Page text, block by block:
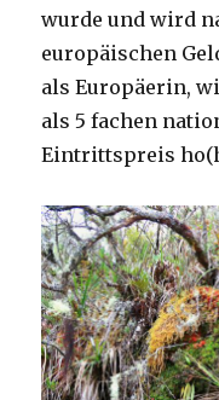
wurde und wird
europäischen
als Europäerin,
als 5 fachen
Eintrittspreis